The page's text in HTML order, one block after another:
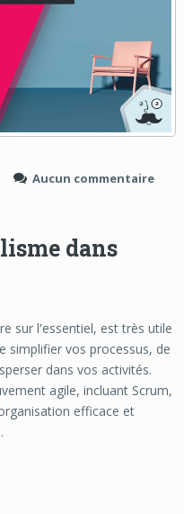
Aucun commentaire
dans
sur l'essentiel, est très utile
simplifier vos processus, de
dans vos activités.
agile, incluant Scrum,
efficace et